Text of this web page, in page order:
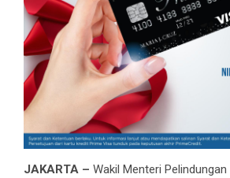
JAKARTA – Wakil Menteri